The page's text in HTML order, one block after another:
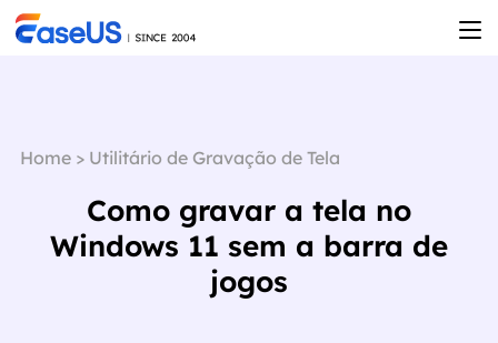
Home> Utilitário de Gravação de Tela
Como gravar a tela no
Windows 11 sem a barra de
jogos